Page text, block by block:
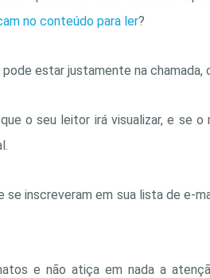
no conteúdo para ler?
estar justamente na chamada,
o seu leitor irá visualizar, e se
se inscreveram em sua lista de e-
e não atiça em nada a